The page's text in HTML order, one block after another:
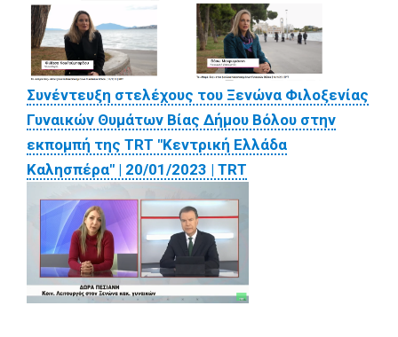
Συνέντευξη στελέχους του Ξενώνα Φιλοξενίας
Γυναικών Θυμάτων Βίας Δήμου Βόλου στην
εκπομπή της TRT "Κεντρική Ελλάδα
Καλησπέρα" | 20/01/2023 | TRT